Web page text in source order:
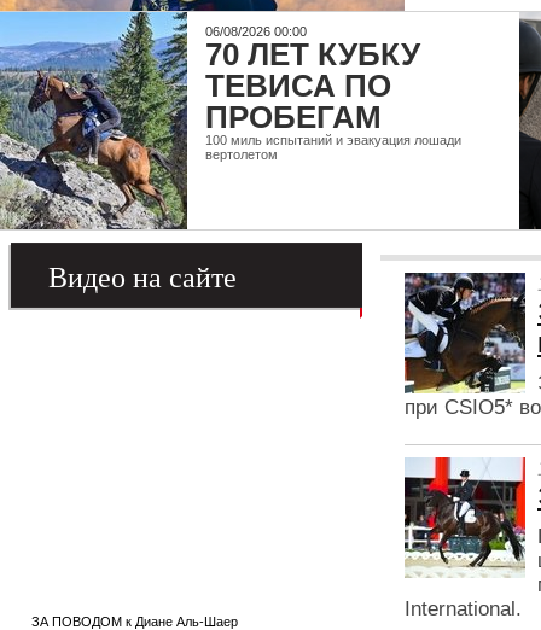
06/08/2026 00:00
70 ЛЕТ КУБКУ
ТЕВИСА ПО
ПРОБЕГАМ
100 миль испытаний и эвакуация лошади
вертолетом
Видео на сайте
ЗА ПОВОДОМ к Диане Аль-Шаер
при CSIO5*
International.